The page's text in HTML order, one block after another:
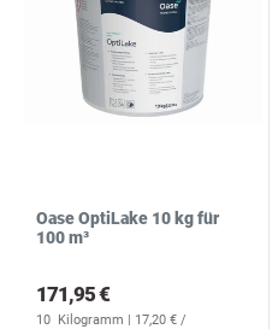
Oase OptiLake 10 kg für
100 m³
171,95 €
10 Kilogramm | 17,20 € /